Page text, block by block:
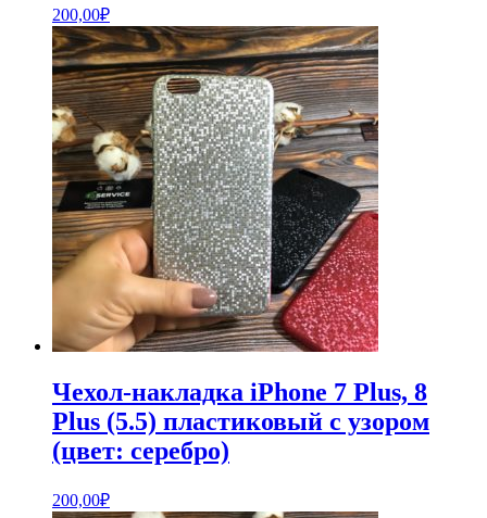
200,00₽
Чехол-накладка iPhone 7 Plus, 8
Plus (5.5) пластиковый с узором
(цвет: серебро)
200,00₽